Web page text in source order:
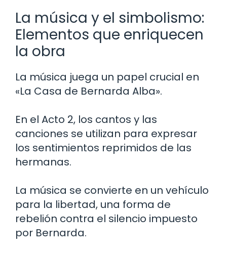
La música y el simbolismo:
Elementos que enriquecen
la obra
La música juega un papel crucial en
«La Casa de Bernarda Alba».
En el Acto 2, los cantos y las
canciones se utilizan para expresar
los sentimientos reprimidos de las
hermanas.
La música se convierte en un vehículo
para la libertad, una forma de
rebelión contra el silencio impuesto
por Bernarda.